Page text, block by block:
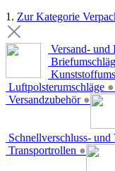
1. Zur Kategorie
Versand- und
Luftpolsterumschläge ●
Versandzubehör ●
Schnellverschluss- und
Transportrollen ●